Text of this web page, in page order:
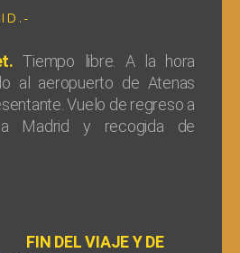
Tiempo libre. A la hora
al aeropuerto de Atenas
Vuelo de regreso a
a Madrid y recogida de
VIAJE Y DE